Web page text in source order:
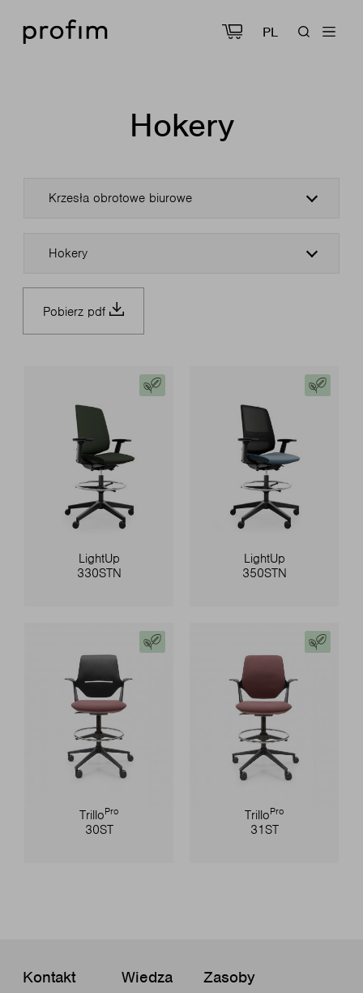
PL
Hokery
Krzesła obrotowe biurowe
Hokery
Pobierz pdf
LightUp
330STN
LightUp
350STN
TrilloPro
30ST
TrilloPro
31ST
Kontakt Wiedza Zasoby